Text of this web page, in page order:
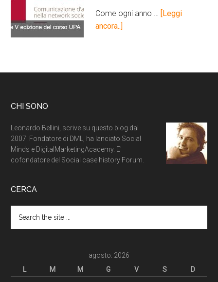
Come ogni anno … [Leggi
ancora..]
CHI SONO
Leonardo Bellini, scrive su questo blog dal
2007. Fondatore di DML, ha lanciato Social
Minds e DigitalMarketingAcademy. E'
cofondatore del Social case history Forum.
CERCA
agosto: 2026
L
M M G V S D